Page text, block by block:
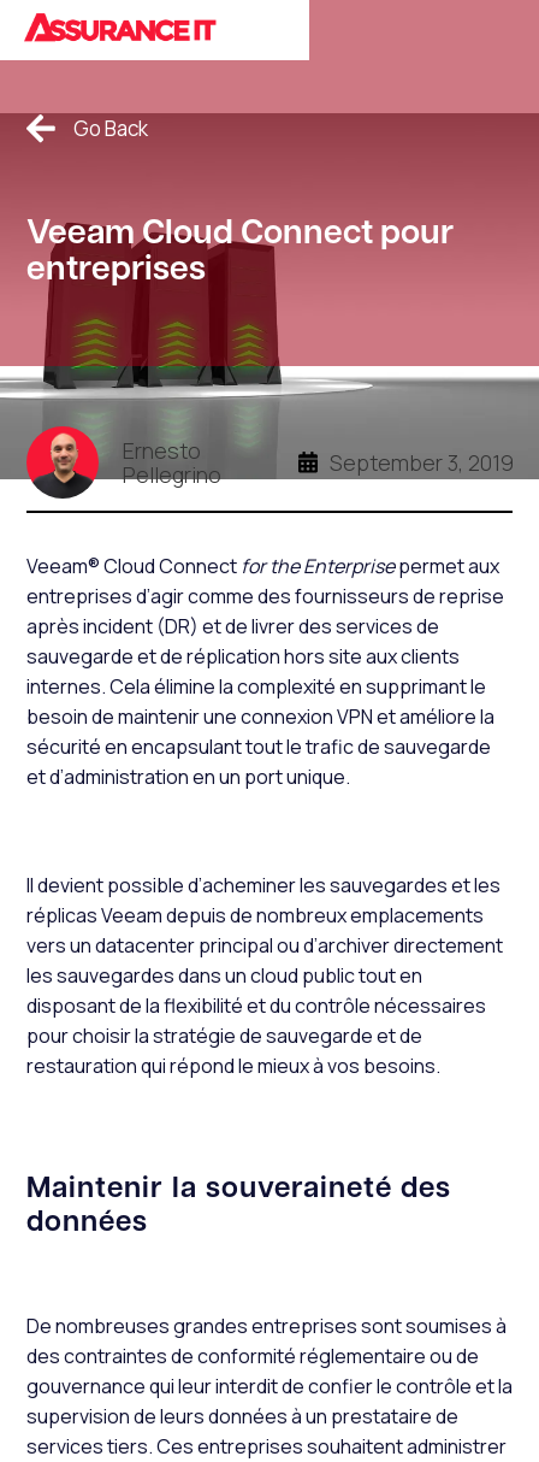
Go Back
Veeam Cloud Connect pour
entreprises
Ernesto
Pellegrino
September 3, 2019
Veeam® Cloud Connect for the Enterprisepermet aux
entreprises d’agir comme des fournisseurs de reprise
après incident (DR) et de livrer des services de
sauvegarde et de réplication hors site aux clients
internes. Cela élimine la complexité en supprimant le
besoin de maintenir une connexion VPN et améliore la
sécurité en encapsulant tout le trafic de sauvegarde
et d’administration en un port unique.
Il devient possible d’acheminer les sauvegardes et les
réplicas Veeam depuis de nombreux emplacements
vers un datacenter principal ou d’archiver directement
les sauvegardes dans un cloud public tout en
disposant de la flexibilité et du contrôle nécessaires
pour choisir la stratégie de sauvegarde et de
restauration qui répond le mieux à vos besoins.
Maintenir la souveraineté des
données
De nombreuses grandes entreprises sont soumises à
des contraintes de conformité réglementaire ou de
gouvernance qui leur interdit de confier le contrôle et la
supervision de leurs données à un prestataire de
services tiers. Ces entreprises souhaitent administrer